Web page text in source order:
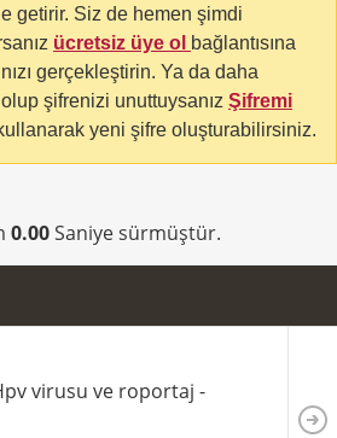
getirir. Siz de hemen şimdi
ücretsiz üye ol bağlantısına
gerçekleştirin. Ya da daha
şifrenizi unuttuysanız Şifremi
kullanarak yeni şifre oluşturabilirsiniz.
0.00Saniye sürmüştür.
virusu ve roportaj -